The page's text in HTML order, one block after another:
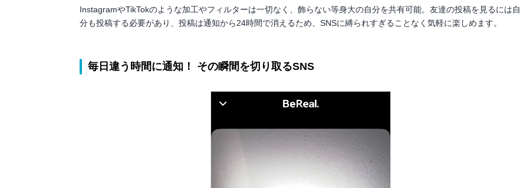
InstagramやTikTokのような加工やフィルターは一切なく、飾らない等身大の自分を共有可能。友達の投稿を見るには自
分も投稿する必要があり、投稿は通知から24時間で消えるため、SNSに縛られすぎることなく気軽に楽しめます。
毎日違う時間に通知！ その瞬間を切り取るSNS